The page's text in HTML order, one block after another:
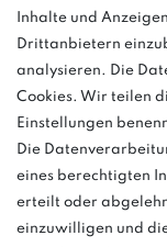
Montag - Freitag,
Anrufe aus dem dt.
ggf. abweichend
Inhalte und
Drittanbietern
analysieren. Die
Cookies. Wir teilen
Einstellungen
Die
eines berechtigten
erteilt oder
einzuwilligen und